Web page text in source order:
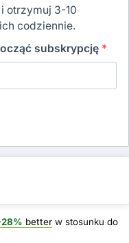
otrzymuj 3-10
codziennie.
subskrypcję *
better w stosunku do